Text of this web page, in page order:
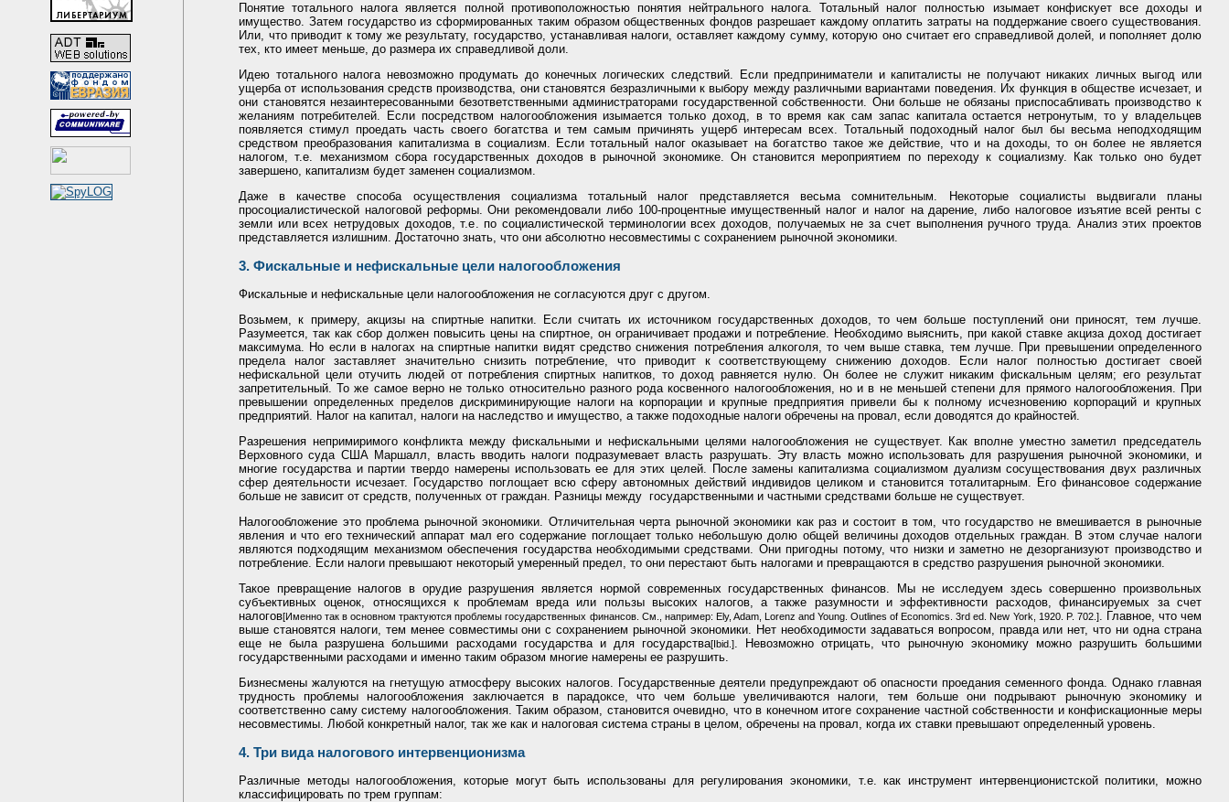
Понятие тотального налога является полной противоположностью понятия нейтрального налога. Тотальный налог полностью изымает конфискует все доходы и
имущество. Затем государство из сформированных таким образом общественных фондов разрешает каждому оплатить затраты на поддержание своего существования.
Или, что приводит к тому же результату, государство, устанавливая налоги, оставляет каждому сумму, которую оно считает его справедливой долей, и пополняет долю
тех, кто имеет меньше, до размера их справедливой доли.
Идею тотального налога невозможно продумать до конечных логических следствий. Если предприниматели и капиталисты не получают никаких личных выгод или
ущерба от использования средств производства, они становятся безразличными к выбору между различными вариантами поведения. Их функция в обществе исчезает, и
они становятся незаинтересованными безответственными администраторами государственной собственности. Они больше не обязаны приспосабливать производство к
желаниям потребителей. Если посредством налогообложения изымается только доход, в то время как сам запас капитала остается нетронутым, то у владельцев
появляется стимул проедать часть своего богатства и тем самым причинять ущерб интересам всех. Тотальный подоходный налог был бы весьма неподходящим
средством преобразования капитализма в социализм. Если тотальный налог оказывает на богатство такое же действие, что и на доходы, то он более не является
налогом, т.е. механизмом сбора государственных доходов в рыночной экономике. Он становится мероприятием по переходу к социализму. Как только оно будет
завершено, капитализм будет заменен социализмом.
Даже в качестве способа осуществления социализма тотальный налог представляется весьма сомнительным. Некоторые социалисты выдвигали планы
просоциалистической налоговой реформы. Они рекомендовали либо 100-процентные имущественный налог и налог на дарение, либо налоговое изъятие всей ренты с
земли или всех нетрудовых доходов, т.е. по социалистической терминологии всех доходов, получаемых не за счет выполнения ручного труда. Анализ этих проектов
представляется излишним. Достаточно знать, что они абсолютно несовместимы с сохранением рыночной экономики.
3. Фискальные и нефискальные цели налогообложения
Фискальные и нефискальные цели налогообложения не согласуются друг с другом.
Возьмем, к примеру, акцизы на спиртные напитки. Если считать их источником государственных доходов, то чем больше поступлений они приносят, тем лучше.
Разумеется, так как сбор должен повысить цены на спиртное, он ограничивает продажи и потребление. Необходимо выяснить, при какой ставке акциза доход достигает
максимума. Но если в налогах на спиртные напитки видят средство снижения потребления алкоголя, то чем выше ставка, тем лучше. При превышении определенного
предела налог заставляет значительно снизить потребление, что приводит к соответствующему снижению доходов. Если налог полностью достигает своей
нефискальной цели отучить людей от потребления спиртных напитков, то доход равняется нулю. Он более не служит никаким фискальным целям; его результат
запретительный. То же самое верно не только относительно разного рода косвенного налогообложения, но и в не меньшей степени для прямого налогообложения. При
превышении определенных пределов дискриминирующие налоги на корпорации и крупные предприятия привели бы к полному исчезновению корпораций и крупных
предприятий. Налог на капитал, налоги на наследство и имущество, а также подоходные налоги обречены на провал, если доводятся до крайностей.
Разрешения непримиримого конфликта между фискальными и нефискальными целями налогообложения не существует. Как вполне уместно заметил председатель
Верховного суда США Маршалл, власть вводить налоги подразумевает власть разрушать. Эту власть можно использовать для разрушения рыночной экономики, и
многие государства и партии твердо намерены использовать ее для этих целей. После замены капитализма социализмом дуализм сосуществования двух различных
сфер деятельности исчезает. Государство поглощает всю сферу автономных действий индивидов целиком и становится тоталитарным. Его финансовое содержание
больше не зависит от средств, полученных от граждан. Разницы между государственными и частными средствами больше не существует.
Налогообложение это проблема рыночной экономики. Отличительная черта рыночной экономики как раз и состоит в том, что государство не вмешивается в рыночные
явления и что его технический аппарат мал его содержание поглощает только небольшую долю общей величины доходов отдельных граждан. В этом случае налоги
являются подходящим механизмом обеспечения государства необходимыми средствами. Они пригодны потому, что низки и заметно не дезорганизуют производство и
потребление. Если налоги превышают некоторый умеренный предел, то они перестают быть налогами и превращаются в средство разрушения рыночной экономики.
Такое превращение налогов в орудие разрушения является нормой современных государственных финансов. Мы не исследуем здесь совершенно произвольных
субъективных оценок, относящихся к проблемам вреда или пользы высоких налогов, а также разумности и эффективности расходов, финансируемых за счет
налогов[Именно так в основном трактуются проблемы государственных финансов. Cм., например: Ely, Adam, Lorenz and Young. Outlines of Economics. 3rd ed. New York, 1920. P. 702.]. Главное, что чем
выше становятся налоги, тем менее совместимы они с сохранением рыночной экономики. Нет необходимости задаваться вопросом, правда или нет, что ни одна страна
еще не была разрушена большими расходами государства и для государства[Ibid.]. Невозможно отрицать, что рыночную экономику можно разрушить большими
государственными расходами и именно таким образом многие намерены ее разрушить.
Бизнесмены жалуются на гнетущую атмосферу высоких налогов. Государственные деятели предупреждают об опасности проедания семенного фонда. Однако главная
трудность проблемы налогообложения заключается в парадоксе, что чем больше увеличиваются налоги, тем больше они подрывают рыночную экономику и
соответственно саму систему налогообложения. Таким образом, становится очевидно, что в конечном итоге сохранение частной собственности и конфискационные меры
несовместимы. Любой конкретный налог, так же как и налоговая система страны в целом, обречены на провал, когда их ставки превышают определенный уровень.
4. Три вида налогового интервенционизма
Различные методы налогообложения, которые могут быть использованы для регулирования экономики, т.е. как инструмент интервенционистской политики, можно
классифицировать по трем группам: